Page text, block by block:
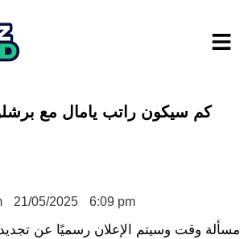
كم سيكون راتب يامال مع
21/05/2025 6:09 pm
مسألة وقت وسيتم الإعلان رسميًا عن تجديد